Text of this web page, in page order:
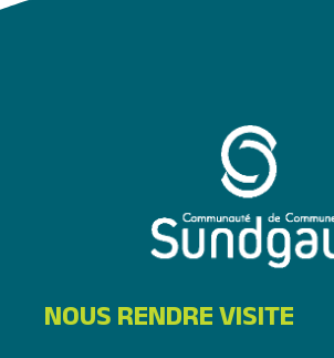
NOUS RENDRE VISITE